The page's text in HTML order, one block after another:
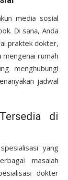
media sosial
Di sana, Anda
praktek dokter,
rumah
menghubungi
jadwal
di
yang
masalah
dokter